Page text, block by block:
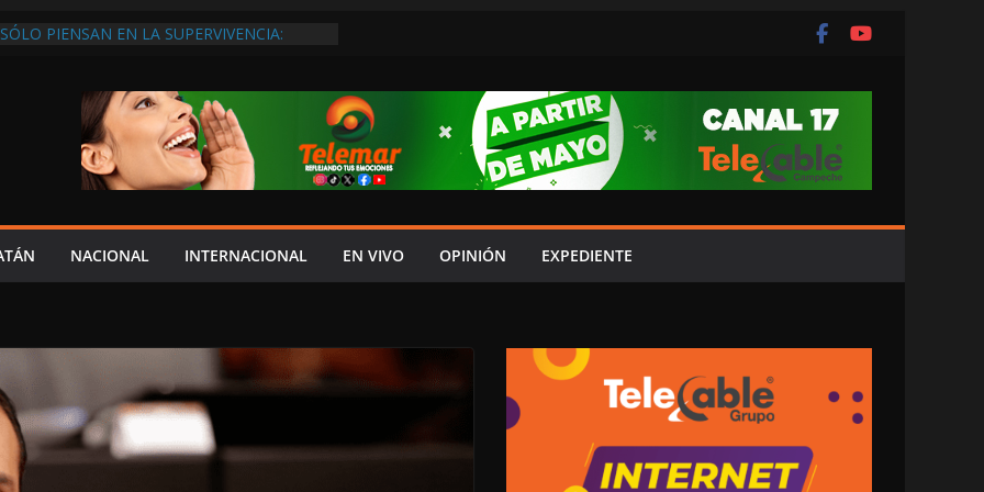
PIENSAN EN LA SUPERVIVENCIA:
REHABILITAR EL CAMINO #LA
DEL NORTE
A CAMPAMENTOS TORTUGUEROS,
LAYDA SE “LEVANTA LA CORBATA” PARA
APOYA A LA ECOLOGÍA: COSGAYA
VERGÜENZA!
EN CAMPECHE Y NADIE
NACIONAL INTERNACIONAL EN VIVO OPINIÓN EXPEDIENTE